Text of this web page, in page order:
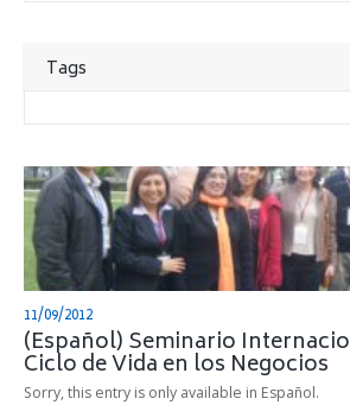
Tags
11/09/2012
(Español) Seminario
Ciclo de Vida en los Negocios
Sorry, this entry is only available in Español.